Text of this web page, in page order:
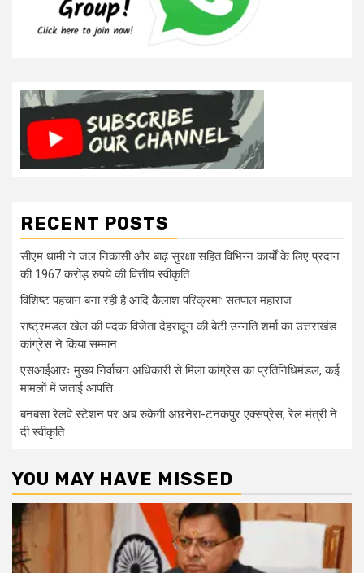
RECENT POSTS
सीएम धामी ने जल निकासी और बाढ़ सुरक्षा सहित विभिन्न कार्यों के लिए प्रदान
की 1967 करोड़ रुपये की वित्तीय स्वीकृति
विशिष्ट पहचान बना रही है आदि कैलाश परिक्रमा: सतपाल महाराज
राष्ट्रमंडल खेल की पदक विजेता देहरादून की बेटी उन्नति शर्मा का उत्तराखंड
कांग्रेस ने किया सम्मान
एसआईआरः मुख्य निर्वाचन अधिकारी से मिला कांग्रेस का प्रतिनिधिमंडल, कई
मामलों में जताई आपत्ति
बनबसा रेलवे स्टेशन पर अब रुकेगी अछनेरा-टनकपुर एक्सप्रेस, रेल मंत्री ने
दी स्वीकृति
YOU MAY HAVE MISSED